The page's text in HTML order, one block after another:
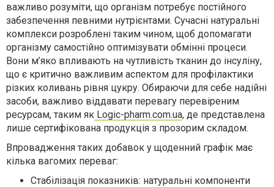
важливо розуміти, що організм потребує постійного
забезпечення певними нутрієнтами. Сучасні натуральні
комплекси розроблені таким чином, щоб допомагати
організму самостійно оптимізувати обмінні процеси.
Вони м’яко впливають на чутливість тканин до інсуліну,
що є критично важливим аспектом для профілактики
різких коливань рівня цукру. Обираючи для себе надійні
засоби, важливо віддавати перевагу перевіреним
ресурсам, таким як Logic-pharm.com.ua, де представлена
лише сертифікована продукція з прозорим складом.
Впровадження таких добавок у щоденний графік має
кілька вагомих переваг:
Стабілізація показників: натуральні компоненти